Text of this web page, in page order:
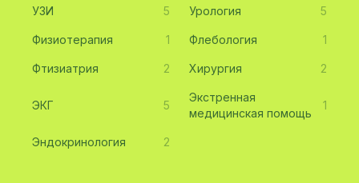
УЗИ 5 Урология 5
Физиотерапия 1 Флебология 1
Фтизиатрия 2 Хирургия 2
ЭКГ 5
Экстренная
медицинская помощь
1
Эндокринология 2